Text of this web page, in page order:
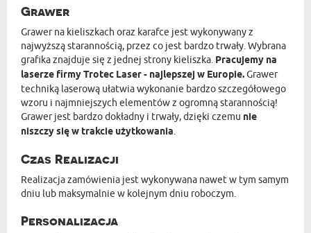
Grawer
Grawer na kieliszkach oraz karafce jest wykonywany z
najwyższą starannością, przez co jest bardzo trwały. Wybrana
grafika znajduje się z jednej strony kieliszka. Pracujemy na
laserze firmy Trotec Laser - najlepszej w Europie.Grawer
techniką laserową ułatwia wykonanie bardzo szczegółowego
wzoru i najmniejszych elementów z ogromną starannością!
Grawer jest bardzo dokładny i trwały, dzięki czemu nie
niszczy się w trakcie użytkowania.
Czas Realizacji
Realizacja zamówienia jest wykonywana nawet w tym samym
dniu lub maksymalnie w kolejnym dniu roboczym.
Personalizacja